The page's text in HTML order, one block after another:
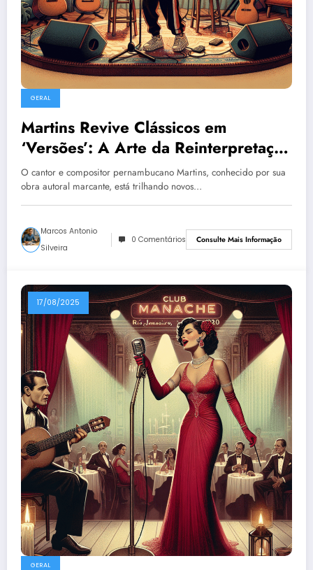
GERAL
Martins Revive Clássicos em
‘Versões’: A Arte da Reinterpretação
Musical
O cantor e compositor pernambucano Martins, conhecido por sua
obra autoral marcante, está trilhando novos…
Marcos Antonio
Silveira
0 Comentários Consulte Mais Informação
17/08/2025
GERAL